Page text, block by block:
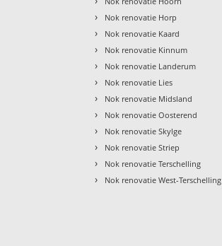
› Nok renovatie Horp
› Nok renovatie Kaard
› Nok renovatie Kinnum
› Nok renovatie Landerum
› Nok renovatie Lies
› Nok renovatie Midsland
› Nok renovatie Oosterend
› Nok renovatie Skylge
› Nok renovatie Striep
› Nok renovatie Terschelling
› Nok renovatie West-Terschelling